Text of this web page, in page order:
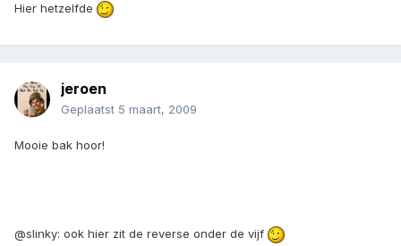
Hier hetzelfde
jeroen
Geplaatst 5 maart, 2009
Mooie bak hoor!
@slinky: ook hier zit de reverse onder de vijf